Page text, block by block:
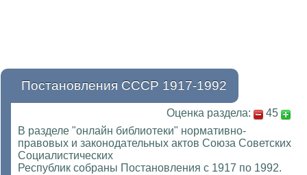
Постановления СССР 1917-1992
Оценка раздела:
45
В разделе "онлайн библиотеки" нормативно-
правовых и законодательных актов Союза Советских
Социалистических
Республик собраны Постановления с 1917 по 1992.